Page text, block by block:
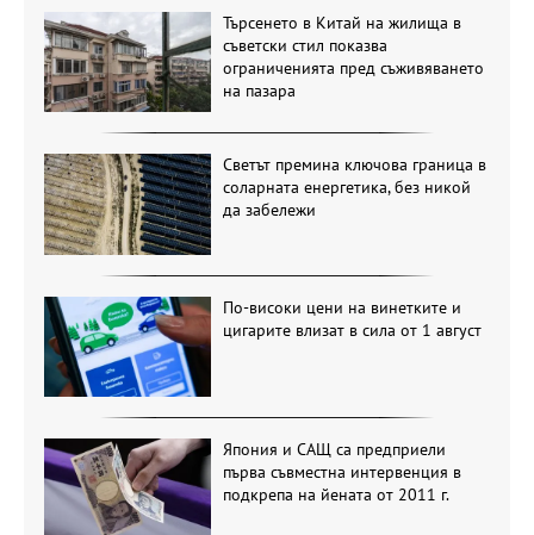
Търсенето в Китай на жилища в
съветски стил показва
ограниченията пред съживяването
на пазара
Светът премина ключова граница в
соларната енергетика, без никой
да забележи
По-високи цени на винетките и
цигарите влизат в сила от 1 август
Япония и САЩ са предприели
първа съвместна интервенция в
подкрепа на йената от 2011 г.